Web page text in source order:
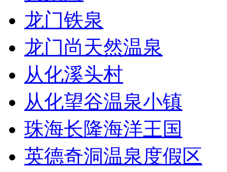
龙门铁泉
龙门尚天然温泉
从化溪头村
从化望谷温泉小镇
珠海长隆海洋王国
英德奇洞温泉度假区